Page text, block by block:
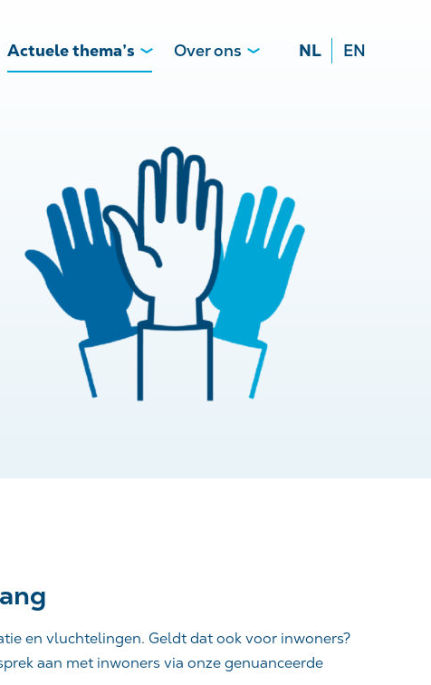
Actuele thema’s Over ons NL EN
en vluchtelingen. Geldt dat ook voor inwoners?
aan met inwoners via onze genuanceerde